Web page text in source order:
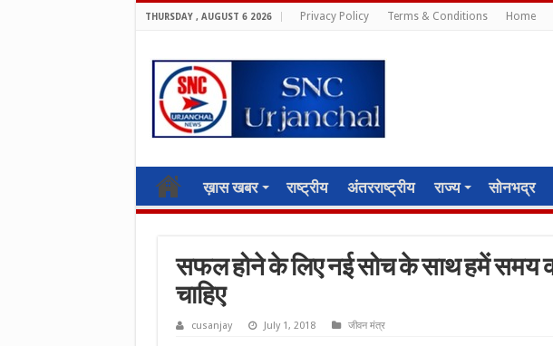
THURSDAY , AUGUST 6 2026 Privacy Policy Terms & Conditions Home
ख़ास खबर राष्ट्रीय अंतरराष्ट्रीय राज्य सोनभद्र
सफल होने के लिए नई सोच के साथ हमें समय
चाहिए
cusanjay July 1, 2018 जीवन मंत्र